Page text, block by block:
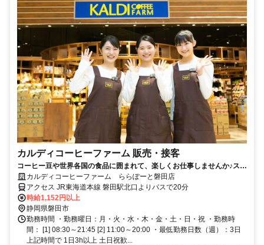
カルディコーヒーファーム 販売・接客
コーヒー豆や世界各国の食品に囲まれて、楽しくお仕事しませんか♪スタ
ッフ割引あり！未経験OK
カルディコーヒーファーム ららぽーと磐田店
アクセス JR東海道本線 磐田駅北口よりバスで20分
時給1,152円以上
静岡県磐田市
勤務時間 ・勤務曜日：月・火・水・木・金・土・日・祝 ・勤務時
間： [1] 08:30～21:45 [2] 11:00～20:00 ・最低勤務日数（週）：3日
上記時間で 1日3h以上 土日祝歓...